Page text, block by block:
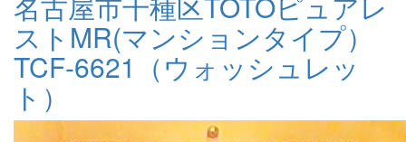
ストMR(マンションタイプ）
TCF-6621（ウォッシュレッ
ト）